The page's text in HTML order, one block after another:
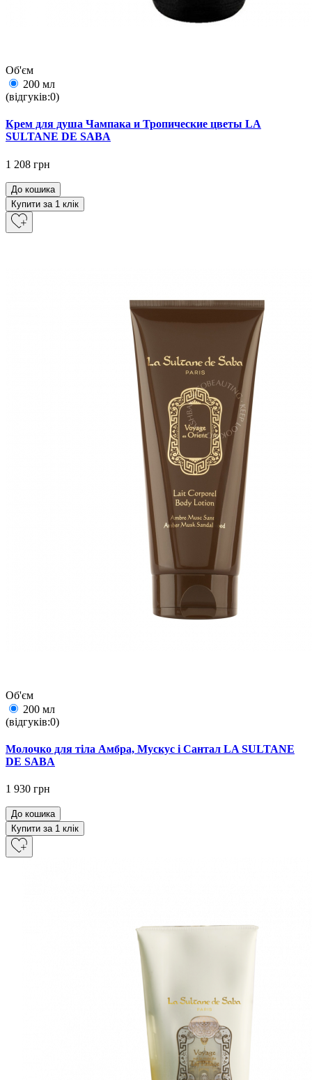
Об'єм
200 мл
(відгуків:0)
Крем для душа Чампака и Тропические цветы LA
SULTANE DE SABA
1 208 грн
До кошика
Купити за 1 клiк
Об'єм
200 мл
(відгуків:0)
Молочко для тіла Амбра, Мускус і Сантал LA SULTANE
DE SABA
1 930 грн
До кошика
Купити за 1 клiк